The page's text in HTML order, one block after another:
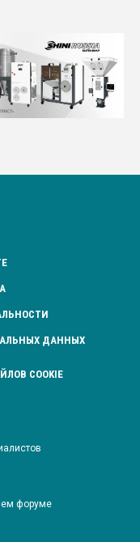
ДАННЫХ
COOKIE
форуме